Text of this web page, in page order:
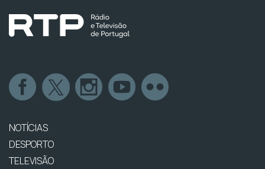
NOTÍCIAS
DESPORTO
TELEVISÃO